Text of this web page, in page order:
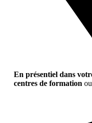
En présentiel dans
centres de formation